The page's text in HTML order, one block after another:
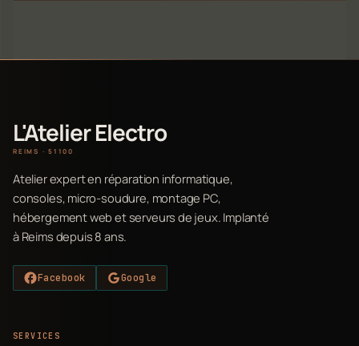
L'Atelier Electro
REIMS · 51100
Atelier expert en réparation informatique,
consoles, micro-soudure, montage PC,
hébergement web et serveurs de jeux. Implanté
à Reims depuis 8 ans.
Facebook Google
SERVICES